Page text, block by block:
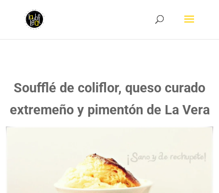
Soufflé de coliflor, queso curado
extremeño y pimentón de La Vera